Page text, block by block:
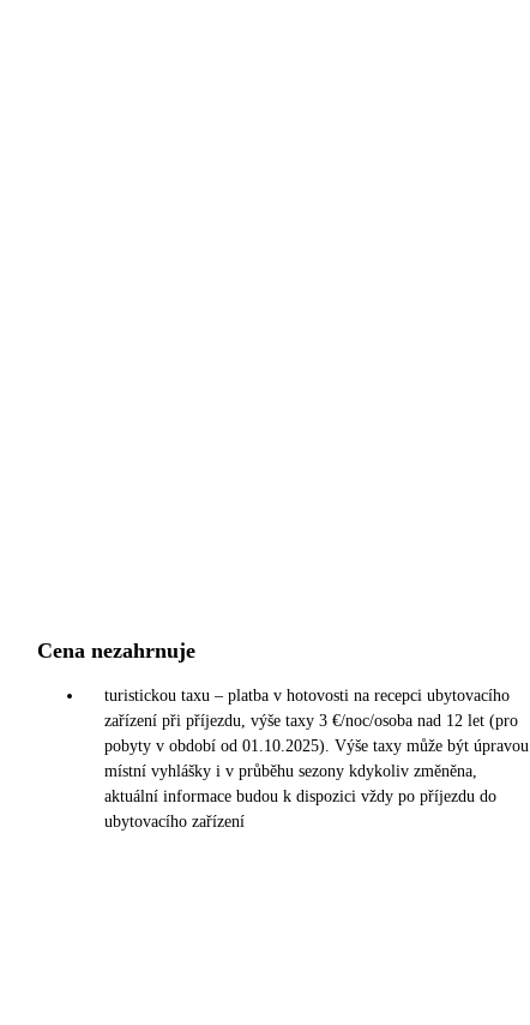
Cena nezahrnuje
turistickou taxu – platba v hotovosti na recepci ubytovacího
zařízení při příjezdu, výše taxy 3 €/noc/osoba nad 12 let (pro
pobyty v období od 01.10.2025). Výše taxy může být úpravou
místní vyhlášky i v průběhu sezony kdykoliv změněna,
aktuální informace budou k dispozici vždy po příjezdu do
ubytovacího zařízení